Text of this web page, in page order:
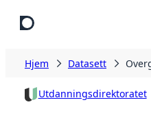
Hjem Datasett
Utdanningsdirektoratet